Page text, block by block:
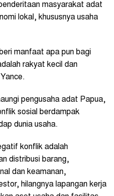
masyarakat adat
lokal, khususnya usaha
manfaat apa pun bagi
rakyat kecil dan
pengusaha adat Papua,
sosial berdampak
dunia usaha.
konflik adalah
distribusi barang,
dan keamanan,
hilangnya lapangan kerja